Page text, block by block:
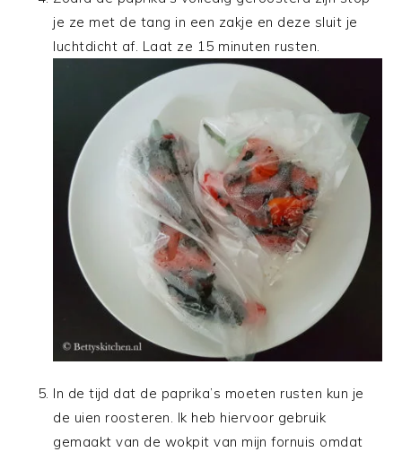
je ze met de tang in een zakje en deze sluit je
luchtdicht af. Laat ze 15 minuten rusten.
In de tijd dat de paprika’s moeten rusten kun je
de uien roosteren. Ik heb hiervoor gebruik
gemaakt van de wokpit van mijn fornuis omdat